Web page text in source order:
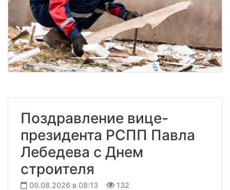
Поздравление вице-
президента РСПП Павла
Лебедева с Днем
строителя
09.08.2026 в 08:13 132